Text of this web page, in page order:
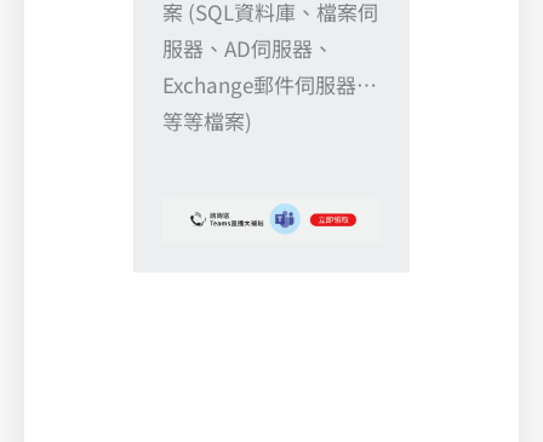
案 (SQL資料庫、檔案伺
服器、AD伺服器、
Exchange郵件伺服器…
等等檔案)